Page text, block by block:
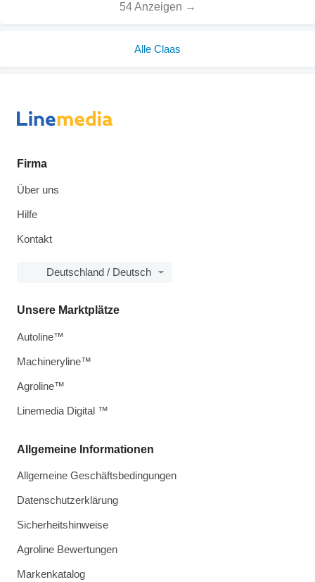
54 Anzeigen →
Alle Claas
Firma
Über uns
Hilfe
Kontakt
Deutschland / Deutsch
Allgemeine Informationen
Allgemeine Geschäftsbedingungen
Datenschutzerklärung
Sicherheitshinweise
Agroline Bewertungen
Markenkatalog
Unsere Marktplätze
Autoline™
Machineryline™
Agroline™
Linemedia Digital ™